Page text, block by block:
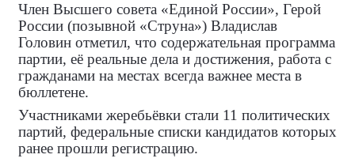
Член Высшего совета «Единой России», Герой
России (позывной «Струна») Владислав
Головин отметил, что содержательная программа
партии, её реальные дела и достижения, работа с
гражданами на местах всегда важнее места в
бюллетене.
Участниками жеребьёвки стали 11 политических
партий, федеральные списки кандидатов которых
ранее прошли регистрацию.